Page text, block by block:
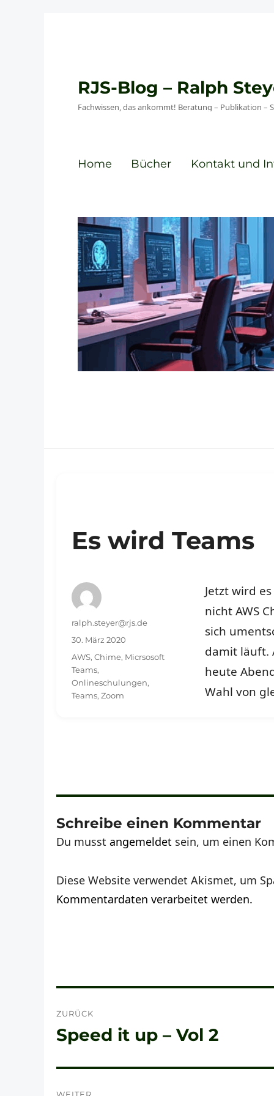
RJS-Blog – Ralph
Fachwissen, das ankommt! Beratung – Publikation –
Home Bücher Kontakt und
Es wird Teams
Jetzt wird
nicht AWS
sich
damit läuft.
heute
Wahl von
Autor
ralph.steyer@rjs.de
Veröffentlicht
am
30. März 2020
Schlagwörter
AWS, Chime, Micrsosoft
Teams,
Onlineschulungen,
Teams, Zoom
Schreibe einen Kommentar
Du musst angemeldet sein, um einen
Diese Website verwendet Akismet, um
Kommentardaten verarbeitet werden.
ZURÜCK
Vorheriger
Speed it up – Vol 2